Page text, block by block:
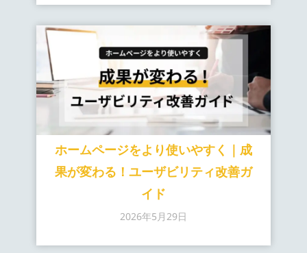
ホームページをより使いやすく｜成
果が変わる！ユーザビリティ改善ガ
イド
2026年5月29日